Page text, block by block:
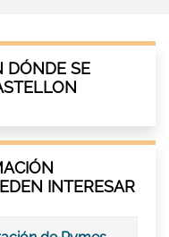
DÓNDE SE
INTERESAR